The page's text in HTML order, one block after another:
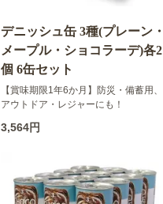
デニッシュ缶 3種(プレーン・
メープル・ショコラーデ)各2
個 6缶セット
【賞味期限1年6か月】防災・備蓄用、
アウトドア・レジャーにも！
3,564円